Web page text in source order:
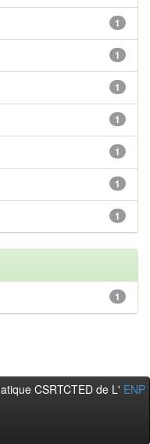
1
1
1
1
1
1
1
1
CSRTCTED de L' ENP